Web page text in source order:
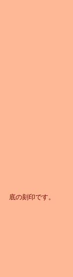
底の刻印です。